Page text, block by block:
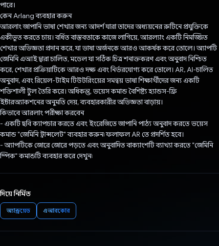
পারে।
কেন Arlang ব্যবহার করুন
আরলাং জাপানি ভাষা শেখার জন্য আদর্শ যারা তাদের অধ্যয়নের রুটিনে প্রযুক্তিকে
একীভূত করতে চায়। বর্ধিত বাস্তবতাকে কাজে লাগিয়ে, আরল্যাং একটি নিমজ্জিত
শেখার অভিজ্ঞতা প্রদান করে, যা ভাষা অর্জনকে আরও আকর্ষক করে তোলে। অ্যাপটি
জেমিনি এআই দ্বারা চালিত, মডেল যা সঠিক চিত্র শনাক্তকরণ এবং অনুবাদ নিশ্চিত
করে, শেখার প্রক্রিয়াটিকে আরও দক্ষ এবং নির্ভরযোগ্য করে তোলে। AR, AI-চালিত
অনুবাদ, এবং রিয়েল-টাইম টিউটরিংয়ের সমন্বয় ভাষা শিক্ষার্থীদের জন্য একটি
শক্তিশালী টুল তৈরি করে। অধিকন্তু, ভয়েস কমান্ড বৈশিষ্ট্য হ্যান্ডস-ফ্রি
ইন্টারঅ্যাকশনের অনুমতি দেয়, ব্যবহারকারীর অভিজ্ঞতা বাড়ায়।
কিভাবে আরলাং পরীক্ষা করবেন
- একটি ছবি ক্যাপচার করতে এবং ইংরেজিতে জাপানি পাঠ্য অনুবাদ করতে ভয়েস
কমান্ড "জেমিনি ট্রান্সলেট" ব্যবহার করুন৷ ফলাফল AR তে প্রদর্শিত হবে।
- অ্যাপটিকে জোরে জোরে পড়তে এবং অনুবাদিত বাক্যাংশটি ব্যাখ্যা করতে "জেমিনি
স্পিক" কমান্ডটি ব্যবহার করে দেখুন৷
দিয়ে নির্মিত
অ্যান্ড্রয়েড এআরকোর